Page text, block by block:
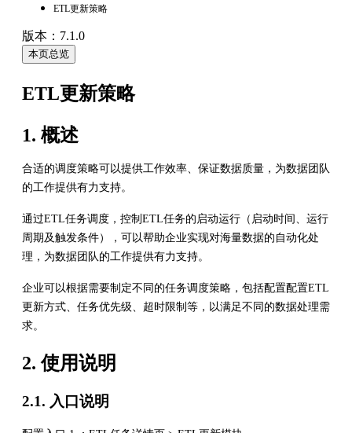
ETL更新策略
版本：7.1.0
本页总览
ETL更新策略
1. 概述
合适的调度策略可以提供工作效率、保证数据质量，为数据团队
的工作提供有力支持。
通过ETL任务调度，控制ETL任务的启动运行（启动时间、运行
周期及触发条件），可以帮助企业实现对海量数据的自动化处
理，为数据团队的工作提供有力支持。
企业可以根据需要制定不同的任务调度策略，包括配置配置ETL
更新方式、任务优先级、超时限制等，以满足不同的数据处理需
求。
2. 使用说明
2.1. 入口说明